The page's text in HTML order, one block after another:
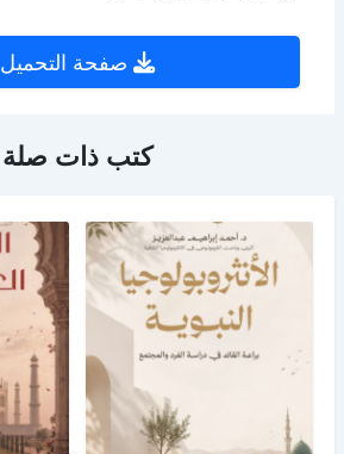
صفحة التحميل
كتب ذات صلة